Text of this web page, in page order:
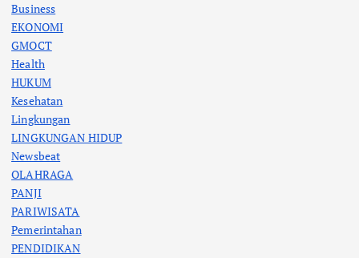
Business
EKONOMI
GMOCT
Health
HUKUM
Kesehatan
Lingkungan
LINGKUNGAN HIDUP
Newsbeat
OLAHRAGA
PANJI
PARIWISATA
Pemerintahan
PENDIDIKAN